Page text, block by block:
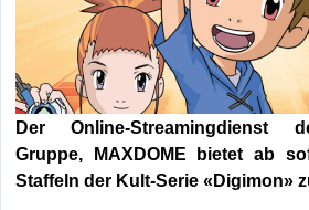
Der Online-Streamingdienst
Gruppe, MAXDOME bietet ab
Staffeln der Kult-Serie «Digimon»